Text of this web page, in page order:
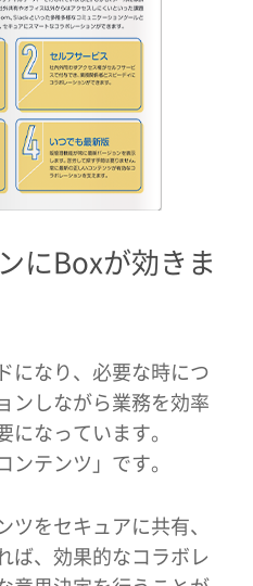
にBoxが効きま
になり、必要な時につ
ンしながら業務を効率
になっています。
ンテンツ」です。
ツをセキュアに共有、
ば、効果的なコラボレ